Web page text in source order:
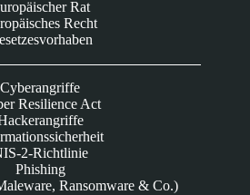
Rat
Recht
Cyberangriffe
Resilience Act
2-Richtlinie
Phishing
Ransomware & Co.)